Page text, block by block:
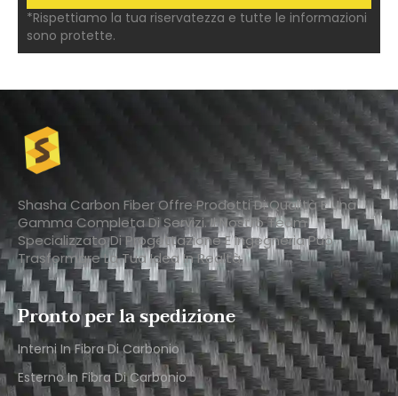
*Rispettiamo la tua riservatezza e tutte le informazioni
sono protette.
Shasha Carbon Fiber Offre Prodotti Di Qualità E Una
Gamma Completa Di Servizi. Il Nostro Team
Specializzato Di Progettazione E Ingegneria Può
Trasformare La Tua Idea In Realtà.
Pronto per la spedizione
Interni In Fibra Di Carbonio
Esterno In Fibra Di Carbonio